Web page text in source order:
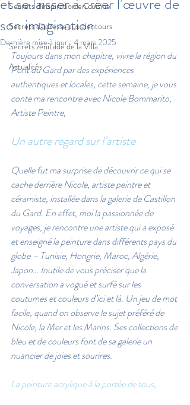
Secrets d'inspiration en cuisine
Secrets d'adresse aux alentours
Secrets zénitude de la Villa
Actualités
son imagination
Dernière mise à jour : 4 mars 2025
Toujours dans mon chapitre, vivre la région du
Pont du Gard par des expériences
authentiques et locales, cette semaine, je vous
conte ma rencontre avec Nicole Bommarito,
Artiste Peintre,
Un autre regard sur l’artiste
Quelle fut ma surprise de découvrir ce qui se
cache derrière Nicole, artiste peintre et
céramiste, installée dans la galerie de Castillon
du Gard. En effet, moi la passionnée de
voyages, je rencontre une artiste qui a exposé
et enseigné la peinture dans différents pays du
globe – Tunisie, Hongrie, Maroc, Algérie,
Japon… Inutile de vous préciser que la
conversation a vogué et surfé sur les
coutumes et couleurs d’ici et là. Un jeu de mot
facile, quand on observe le sujet préféré de
Nicole, la Mer et les Marins. Ses collections de
bleu et de couleurs font de sa galerie un
nuancier de joies et sourires.
La peinture acrylique à la portée de tous,